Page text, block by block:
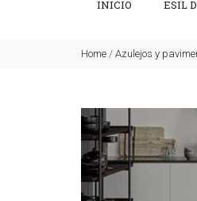
INICIO ESIL
Home / Azulejos y